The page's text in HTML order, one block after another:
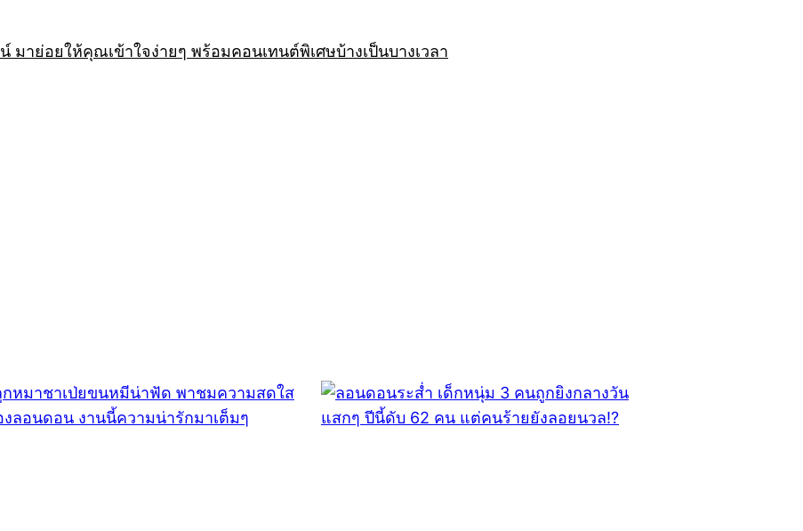
าย่อยให้คุณเข้าใจง่ายๆ พร้อมคอนเทนต์พิเศษบ้างเป็นบางเวลา